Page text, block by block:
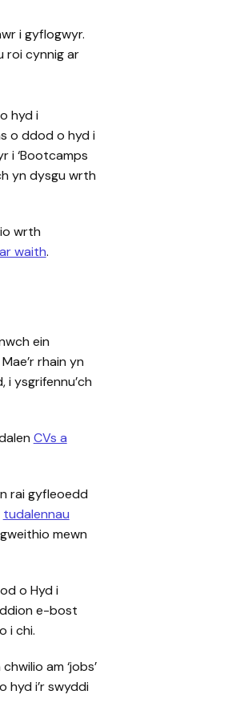
i gyflogwyr.
roi cynnig ar
hyd i
o ddod o hyd i
i ‘Bootcamps
yn dysgu wrth
wrth
waith.
ein
rhain yn
ysgrifennu’ch
CVs a
rai gyfleoedd
tudalennau
mewn
o Hyd i
e-bost
i chi.
am ‘jobs’
hyd i’r swyddi